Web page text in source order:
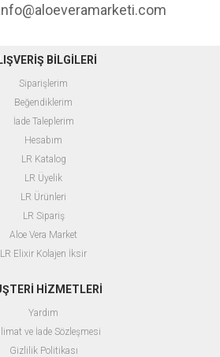
BİLGİLERİ
Siparişlerim
Beğendiklerim
İade Taleplerim
Hesabım
LR Katalog
LR Üyelik
L R Ürünleri
LR Sipariş
Aloe Vera Market
LR Elixir Kolajen İksir
HİZMETLERİ
Yardım
ve İade Sözleşmesi
Gizlilik Politikası